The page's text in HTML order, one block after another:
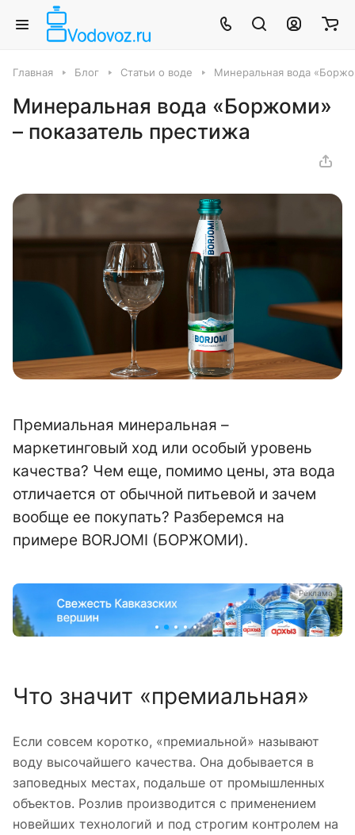
Главная Блог Статьи о воде Минеральная вода
Минеральная вода «Боржоми»
– показатель престижа
Премиальная минеральная –
маркетинговый ход или особый уровень
качества? Чем еще, помимо цены, эта вода
отличается от обычной питьевой и зачем
вообще ее покупать? Разберемся на
примере BORJOMI (БОРЖОМИ).
Реклама
Что значит «премиальная»
Если совсем коротко, «премиальной» называют
воду высочайшего качества. Она добывается в
заповедных местах, подальше от промышленных
объектов. Розлив производится с применением
новейших технологий и под строгим контролем на